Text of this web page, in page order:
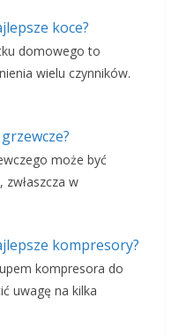
koce?
domowego to
wielu czynników.
może być
w
kompresory?
kompresora do
uwagę na kilka